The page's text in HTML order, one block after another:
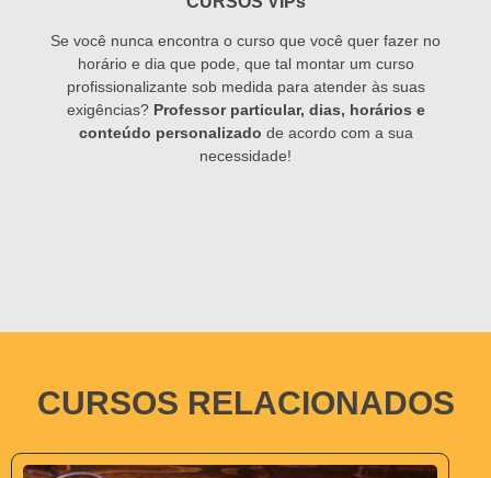
Se você nunca encontra o curso que você quer fazer no
horário e dia que pode, que tal montar um curso
profissionalizante sob medida para atender às suas
exigências? Professor particular, dias, horários e
conteúdo personalizado de acordo com a sua
necessidade!
CURSOS RELACIONADOS